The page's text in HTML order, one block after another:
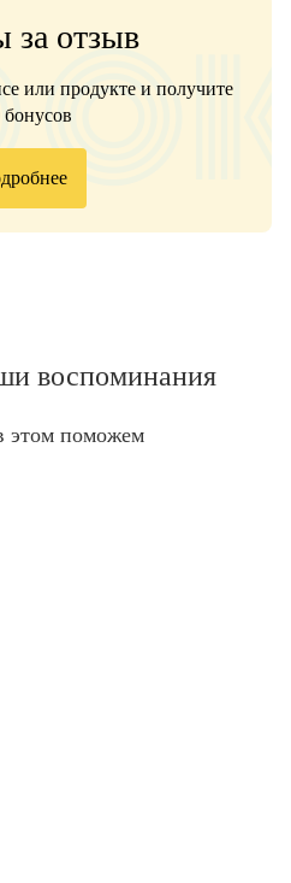
за отзыв
или продукте и получите
бонусов
воспоминания
этом поможем